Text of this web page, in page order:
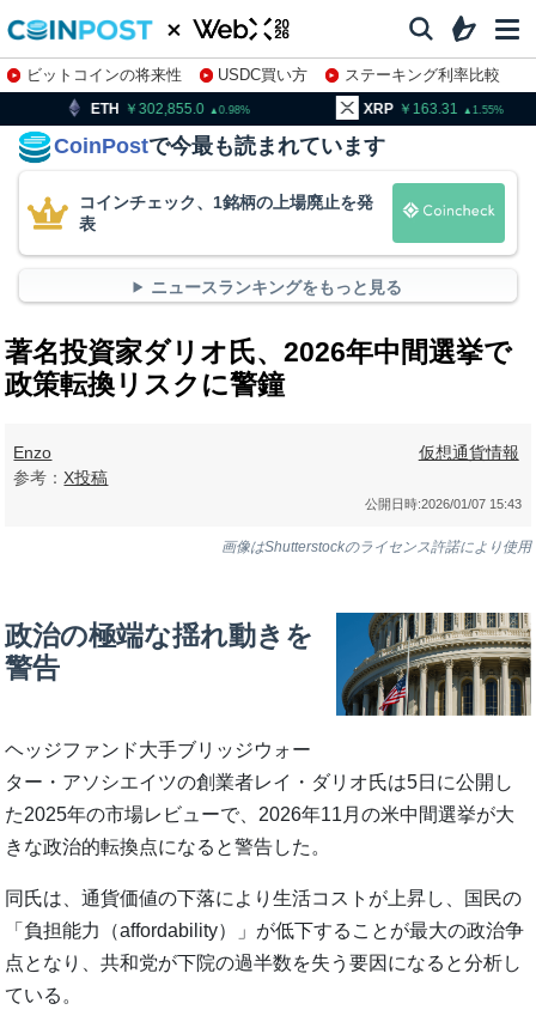
ビットコインの将来性 USDC買い方
ステーキング利率比較
株特集・関連銘柄
302,855.0 0.98 XRP 1.55 BNB
CoinPostで今最も読まれています
コインチェック、1銘柄の上場廃止を発
表
ニュースランキングをもっと見る
著名投資家ダリオ氏、2026年中間選挙で
政策転換リスクに警鐘
Enzo
参考： X投稿
仮想通貨情報
公開日時:2026/01/07 15:43
画像はShutterstockのライセンス許諾により使用
政治の極端な揺れ動きを
警告
ヘッジファンド大手ブリッジウォー
ター・アソシエイツの創業者レイ・ダリオ氏は5日に公開し
た2025年の市場レビューで、2026年11月の米中間選挙が大
きな政治的転換点になると警告した。
同氏は、通貨価値の下落により生活コストが上昇し、国民の
「負担能力（affordability）」が低下することが最大の政治争
点となり、共和党が下院の過半数を失う要因になると分析し
ている。